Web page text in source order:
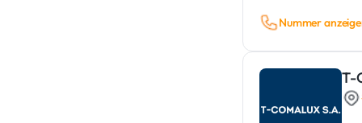
Nummer
T-